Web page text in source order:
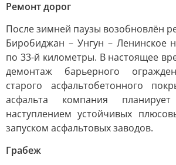
Ремонт дорог
После зимней паузы возобновлён
Биробиджан – Унгун – Ленинское
по 33-й километры. В настоящее
демонтаж барьерного
старого асфальтобетонного
асфальта компания
наступлением устойчивых
запуском асфальтовых заводов.
Грабеж